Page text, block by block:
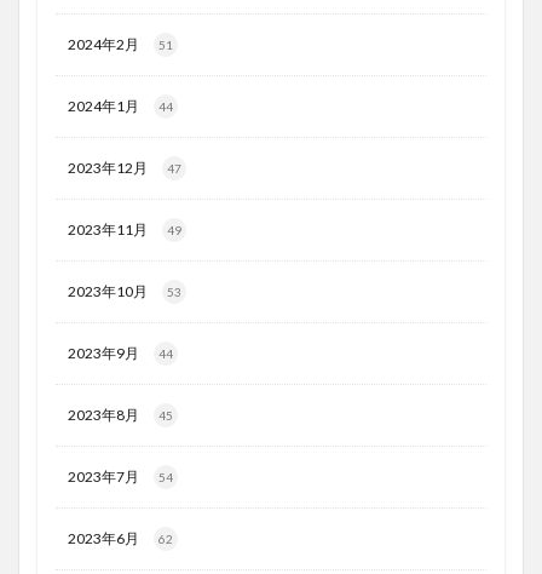
2024年2月 51
2024年1月 44
2023年12月 47
2023年11月 49
2023年10月 53
2023年9月 44
2023年8月 45
2023年7月 54
2023年6月 62